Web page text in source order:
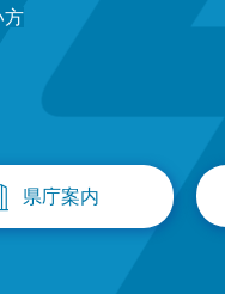
方
県庁案内